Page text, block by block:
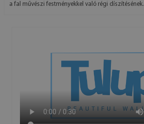
a fal művészi festményekkel való régi díszítésének.